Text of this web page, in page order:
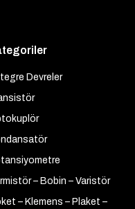
Devreler
– Bobin – Varistör
– Klemens – Plaket –